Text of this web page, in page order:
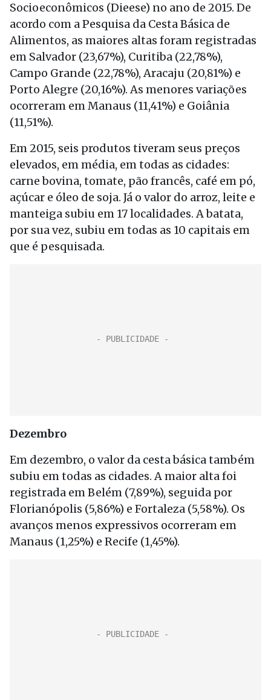
Socioeconômicos (Dieese) no ano de 2015. De
acordo com a Pesquisa da Cesta Básica de
Alimentos, as maiores altas foram registradas
em Salvador (23,67%), Curitiba (22,78%),
Campo Grande (22,78%), Aracaju (20,81%) e
Porto Alegre (20,16%). As menores variações
ocorreram em Manaus (11,41%) e Goiânia
(11,51%).
Em 2015, seis produtos tiveram seus preços
elevados, em média, em todas as cidades:
carne bovina, tomate, pão francês, café em pó,
açúcar e óleo de soja. Já o valor do arroz, leite e
manteiga subiu em 17 localidades. A batata,
por sua vez, subiu em todas as 10 capitais em
que é pesquisada.
Dezembro
Em dezembro, o valor da cesta básica também
subiu em todas as cidades. A maior alta foi
registrada em Belém (7,89%), seguida por
Florianópolis (5,86%) e Fortaleza (5,58%). Os
avanços menos expressivos ocorreram em
Manaus (1,25%) e Recife (1,45%).